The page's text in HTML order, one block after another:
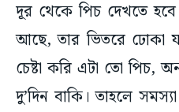
দূর থেকে পিচ দেখতে
আছে, তার ভিতরে ঢোকা
চেষ্টা করি এটা তো
দু’দিন বাকি। তাহলে